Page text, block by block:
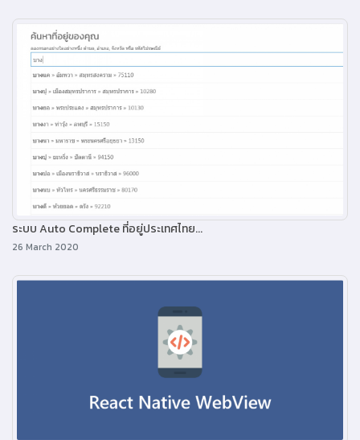
ระบบ Auto Complete ที่อยู่ประเทศไทย...
26 March 2020